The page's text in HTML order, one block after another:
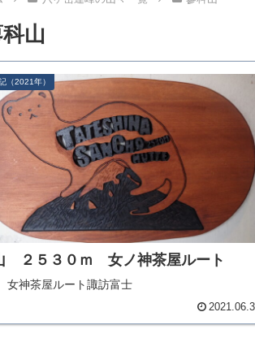
山
（2021年）
２５３０ｍ 女ノ神茶屋ルート
神茶屋ルート諏訪富士